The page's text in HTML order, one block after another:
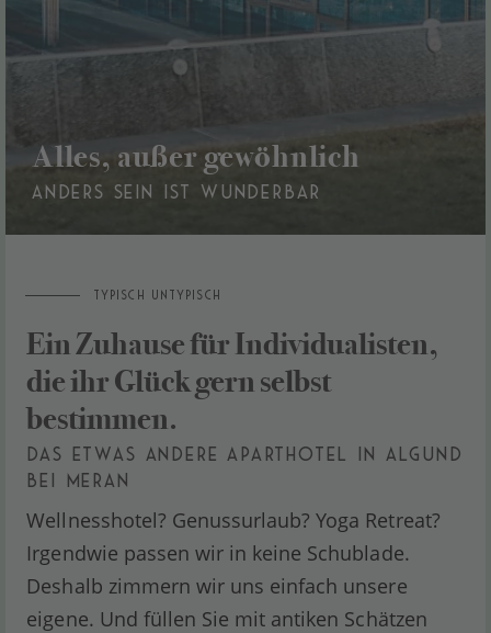
Alles, außer gewöhnlich
ANDERS SEIN IST WUNDERBAR
TYPISCH UNTYPISCH
Ein Zuhause für Individualisten,
die ihr Glück gern selbst
bestimmen.
DAS ETWAS ANDERE APARTHOTEL IN ALGUND
BEI MERAN
Wellnesshotel? Genussurlaub? Yoga Retreat?
Irgendwie passen wir in keine Schublade.
Deshalb zimmern wir uns einfach unsere
eigene. Und füllen Sie mit antiken Schätzen